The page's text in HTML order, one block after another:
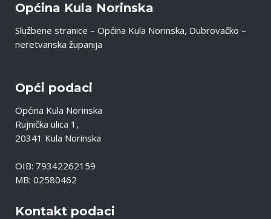
Općina Kula Norinska
Službene stranice – Općina Kula Norinska, Dubrovačko –
neretvanska županija
Opći podaci
Općina Kula Norinska
Rujnička ulica 1,
20341 Kula Norinska
OIB: 79342262159
MB: 02580462
Kontakt podaci